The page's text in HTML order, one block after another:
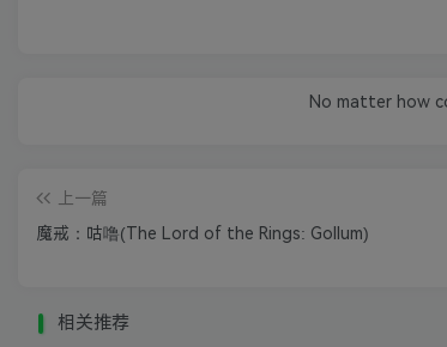
No matter how
上一篇
魔戒：咕噜(The Lord of the Rings: Gollum)
相关推荐